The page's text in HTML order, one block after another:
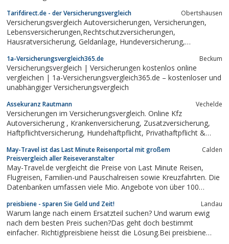
dass sie seinen Bedürfnissen angepasst ist.
Tarifdirect.de - der Versicherungsvergleich Obertshausen
Versicherungsvergleich Autoversicherungen, Versicherungen,
Lebensversicherungen,Rechtschutzversicherungen,
Hausratversicherung, Geldanlage, Hundeversicherung,
1a-Versicherungsvergleich365.de Beckum
Versicherungsvergleich | Versicherungen kostenlos online
vergleichen | 1a-Versicherungsvergleich365.de – kostenloser und
unabhängiger Versicherungsvergleich
Assekuranz Rautmann Vechelde
Versicherungen im Versicherungsvergleich. Online Kfz
Autoversicherung , Krankenversicherung, Zusatzversicherung,
Haftpflichtversicherung, Hundehaftpflicht, Privathaftpflicht &
May-Travel ist das Last Minute Reisenportal mit großem
Preisvergleich aller Reiseveranstalter
Calden
May-Travel.de vergleicht die Preise von Last Minute Reisen,
Flugreisen, Familien-und Pauschalreisen sowie Kreuzfahrten. Die
Datenbanken umfassen viele Mio. Angebote von über 100
fliegen!
preisbiene - sparen Sie Geld und Zeit! Landau
Warum lange nach einem Ersatzteil suchen? Und warum ewig
nach dem besten Preis suchen?Das geht doch bestimmt
einfacher. Richtig!preisbiene heisst die Lösung.Bei preisbiene